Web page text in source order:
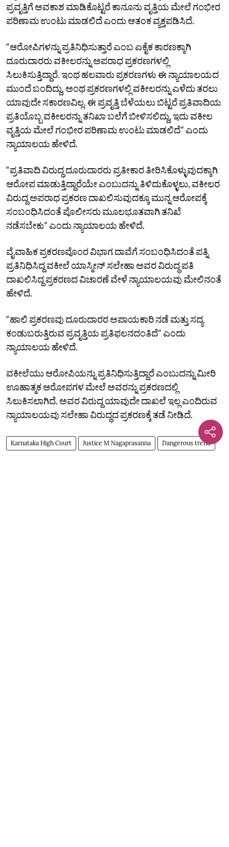
ಪ್ರವೃತ್ತಿಗೆ ಅವಕಾಶ ಮಾಡಿಕೊಟ್ಟರೆ ಕಾನೂನು ವೃತ್ತಿಯ ಮೇಲೆ ಗಂಭೀರ
ಪರಿಣಾಮ ಉಂಟು ಮಾಡಲಿದೆ ಎಂದು ಆತಂಕ ವ್ಯಕ್ತಪಡಿಸಿದೆ.
“ಆರೋಪಿಗಳನ್ನು ಪ್ರತಿನಿಧಿಸುತ್ತಾರೆ ಎಂಬ ಏಕೈಕ ಕಾರಣಕ್ಕಾಗಿ
ದೂರುದಾರರು ವಕೀಲರನ್ನು ಅಪರಾಧ ಪ್ರಕರಣಗಳಲ್ಲಿ
ಸಿಲುಕಿಸುತ್ತಿದ್ದಾರೆ. ಇಂಥ ಹಲವಾರು ಪ್ರಕರಣಗಳು ಈ ನ್ಯಾಯಾಲಯದ
ಮುಂದೆ ಬಂದಿದ್ದು, ಅಂಥ ಪ್ರಕರಣಗಳಲ್ಲಿ ವಕೀಲರನ್ನು ಎಳೆದು ತರಲು
ಯಾವುದೇ ಸಕಾರಣವಿಲ್ಲ. ಈ ಪ್ರವೃತ್ತಿ ಬೆಳೆಯಲು ಬಿಟ್ಟರೆ ಪ್ರತಿವಾದಿಯ
ಪ್ರತಿಯೊಬ್ಬ ವಕೀಲರನ್ನು ತನಿಖಾ ಬಲೆಗೆ ಬೀಳಿಸಲಿದ್ದು, ಇದು ವಕೀಲ
ವೃತ್ತಿಯ ಮೇಲೆ ಗಂಭೀರ ಪರಿಣಾಮ ಉಂಟು ಮಾಡಲಿದೆ” ಎಂದು
ನ್ಯಾಯಾಲಯ ಹೇಳಿದೆ.
“ಪ್ರತಿವಾದಿ ವಿರುದ್ಧ ದೂರುದಾರರು ಪ್ರತೀಕಾರ ತೀರಿಸಿಕೊಳ್ಳುವುದಕ್ಕಾಗಿ
ಆರೋಪ ಮಾಡುತ್ತಿದ್ದಾರೆಯೇ ಎಂಬುದನ್ನು ತಿಳಿದುಕೊಳ್ಳಲು, ವಕೀಲರ
ವಿರುದ್ದ ಅಪರಾಧ ಪ್ರಕರಣ ದಾಖಲಿಸುವುದಕ್ಕೂ ಮುನ್ನ ಆರೋಪಕ್ಕೆ
ಸಂಬಂಧಿಸಿದಂತೆ ಪೊಲೀಸರು ಮೂಲಭೂತವಾಗಿ ತನಿಖೆ
ನಡೆಸಬೇಕು” ಎಂದು ನ್ಯಾಯಾಲಯ ಹೇಳಿದೆ.
ವೈವಾಹಿಕ ಪ್ರಕರಣವೊಂರ ವಿಭಾಗ ದಾವೆಗೆ ಸಂಬಂಧಿಸಿದಂತೆ ಪತ್ನಿ
ಪ್ರತಿನಿಧಿಸಿದ್ದ ವಕೀಲೆ ಯಾಸ್ಮೀನ್‌ ಸಲೇಹಾ ಅವರ ವಿರುದ್ಧ ಪತಿ
ದಾಖಲಿಸಿದ್ದ ಪ್ರಕರಣದ ವಿಚಾರಣೆ ವೇಳೆ ನ್ಯಾಯಾಲಯವು ಮೇಲಿನಂತೆ
ಹೇಳಿದೆ.
“ಹಾಲಿ ಪ್ರಕರಣವು ದೂರುದಾರರ ಅಪಾಯಕಾರಿ ನಡೆ ಮತ್ತು ಸದ್ಯ
ಕಂಡುಬರುತ್ತಿರುವ ಪ್ರವೃತ್ತಿಯ ಪ್ರತಿಫಲನದಂತಿದೆ” ಎಂದು
ನ್ಯಾಯಾಲಯ ಹೇಳಿದೆ.
ವಕೀಲೆಯು ಆರೋಪಿಯನ್ನು ಪ್ರತಿನಿಧಿಸುತ್ತಿದ್ದಾರೆ ಎಂಬುದನ್ನು ಮೀರಿ
ಊಹಾತ್ಮಕ ಆರೋಪಗಳ ಮೇಲೆ ಅವರನ್ನು ಪ್ರಕರಣದಲ್ಲಿ
ಸಿಲುಕಿಸಲಾಗಿದೆ. ಅವರ ವಿರುದ್ದ ಯಾವುದೇ ದಾಖಲೆ ಇಲ್ಲ ಎಂದಿರುವ
ನ್ಯಾಯಾಲಯವು ಸಲೇಹಾ ವಿರುದ್ಧದ ಪ್ರಕರಣಕ್ಕೆ ತಡೆ ನೀಡಿದೆ.
Karnataka High Court Justice M Nagaprasanna Dangerous trend